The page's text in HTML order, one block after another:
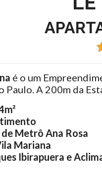
é o um
Paulo. A 200m da
Metrô Ana Rosa
Mariana
Ibirapuera e